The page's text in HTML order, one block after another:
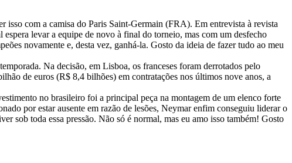
isso com a camisa do Paris Saint-Germain (FRA). Em entrevista à revista
levar a equipe de novo à final do torneio, mas com um desfecho
novamente e, desta vez, ganhá-la. Gosto da ideia de fazer tudo ao meu
Na decisão, em Lisboa, os franceses foram derrotados pelo
de euros (R$ 8,4 bilhões) em contratações nos últimos nove anos, a
no brasileiro foi a principal peça na montagem de um elenco forte
por estar ausente em razão de lesões, Neymar enfim conseguiu liderar o
sob toda essa pressão. Não só é normal, mas eu amo isso também! Gosto